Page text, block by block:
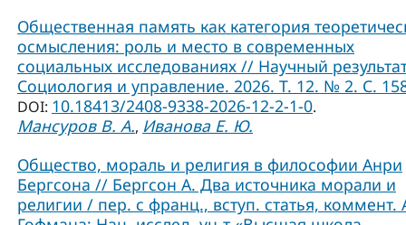
Общественная память как категория
осмысления: роль и место в современных
социальных исследованиях // Научный
Социология и управление. 2026. Т. 12. № 2. С.
DOI: 10.18413/2408-9338-2026-12-2-1-0.
Мансуров В. А., Иванова Е. Ю.
Общество, мораль и религия в философии Анри
Бергсона // Бергсон А. Два источника морали и
религии / пер. с франц., вступ. статья, коммент.